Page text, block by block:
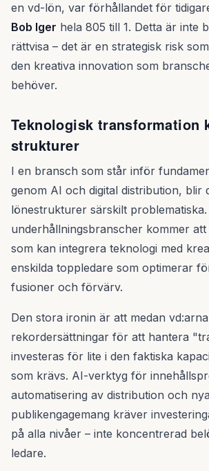
en vd-lön, var förhållandet för
Bob Iger hela 805 till 1. Detta är inte
rättvisa – det är en strategisk risk
den kreativa innovation som
behöver.
Teknologisk transformation
strukturer
I en bransch som står inför
genom AI och digital distribution, blir
lönestrukturer särskilt problematiska.
underhållningsbranscher kommer att
som kan integrera teknologi med
enskilda toppledare som optimerar
fusioner och förvärv.
Den stora ironin är att medan
rekordersättningar för att hantera
investeras för lite i den faktiska
som krävs. AI-verktyg för
automatisering av distribution och nya
publikengagemang kräver
på alla nivåer – inte koncentrerad
ledare.